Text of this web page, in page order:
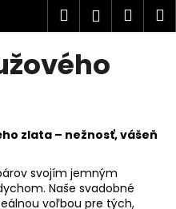
Hľadať
zlata – nežnosť, vášeň
svojím jemným
Naše svadobné
voľbou pre tých,